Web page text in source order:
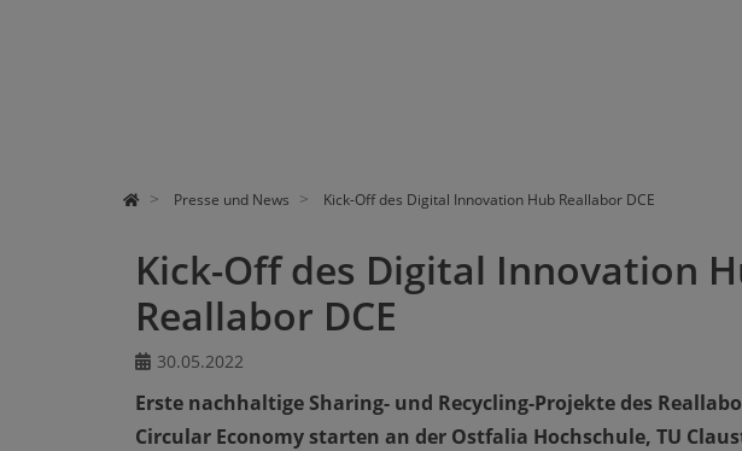
Presse und News Kick-Off des Digital Innovation Hub Reallabor DCE
Kick-Off des Digital Innovation
Reallabor DCE
30.05.2022
Erste nachhaltige Sharing- und Recycling-Projekte des
Circular Economy starten an der Ostfalia Hochschule, TU